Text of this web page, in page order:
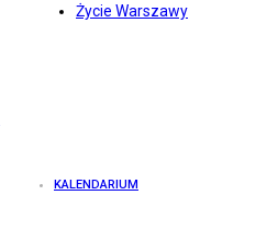
Życie Warszawy
KALENDARIUM